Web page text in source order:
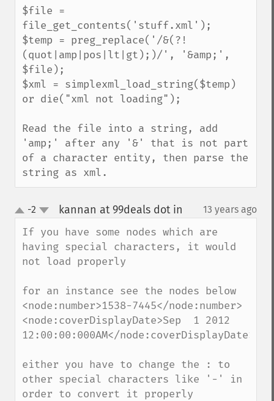
$file =
file_get_contents('stuff.xml');
$temp = preg_replace('/&(?!
(quot|amp|pos|lt|gt);)/', '&amp;',
$file);
$xml = simplexml_load_string($temp)
or die("xml not loading");
Read the file into a string, add
'amp;' after any '&' that is not part
of a character entity, then parse the
string as xml.
up
down
-2 kannan at 99deals dot in 13 years ago
If you have some nodes which are
having special characters, it would
not load properly
for an instance see the nodes below
<node:number>1538-7445</node:number>
<node:coverDisplayDate>Sep  1 2012
12:00:00:000AM</node:coverDisplayDate>
either you have to change the : to
other special characters like '-' in
order to convert it properly